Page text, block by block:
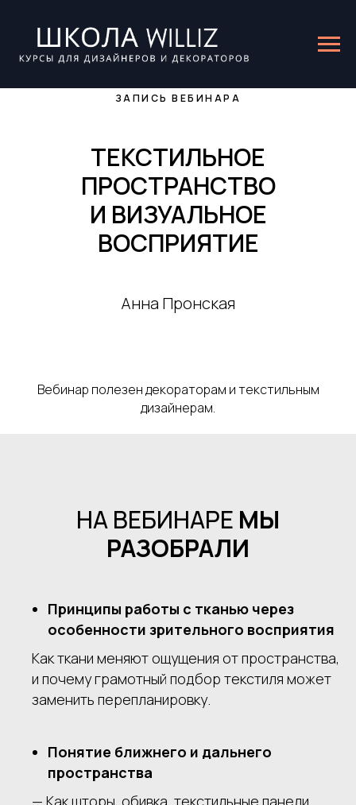
ЗАПИСЬ ВЕБИНАРА
ТЕКСТИЛЬНОЕ
ПРОСТРАНСТВО
И ВИЗУАЛЬНОЕ
ВОСПРИЯТИЕ
Анна Пронская
Вебинар полезен декораторам и текстильным
дизайнерам.
НА ВЕБИНАРЕ МЫ
РАЗОБРАЛИ
Принципы работы с тканью через
особенности зрительного восприятия
Как ткани меняют ощущения от пространства,
и почему грамотный подбор текстиля может
заменить перепланировку.
Понятие ближнего и дальнего
пространства
— Как шторы, обивка, текстильные панели